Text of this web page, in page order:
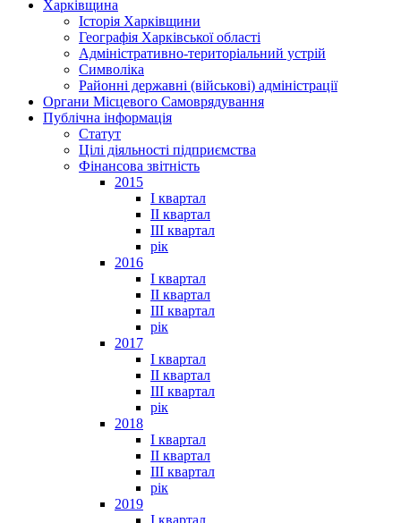
Харківщина
Історія Харківщини
Географія Харківської області
Адміністративно-територіальний устрій
Символіка
Районні державні (військові) адміністрації
Органи Місцевого Самоврядування
Публічна інформація
Статут
Цілі діяльності підприємства
Фінансова звітність
2015
I квартал
II квартал
III квартал
рік
2016
I квартал
II квартал
III квартал
рік
2017
I квартал
II квартал
III квартал
рік
2018
I квартал
II квартал
III квартал
рік
2019
I квартал